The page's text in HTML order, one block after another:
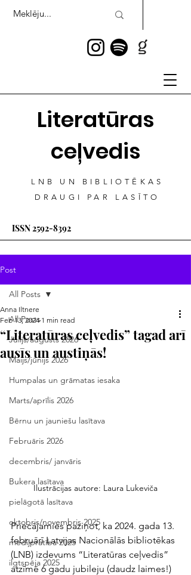
Literatūras
ceļvedis
LNB UN BIBLIOTĒKAS
DRAUGI PAR LASĪTO
ISSN2592-8392
Post
All Posts
Jūlijs/augusts 2026
Maijs/jūnijs 2026
Humpalas un grāmatas iesaka
Marts/aprīlis 2026
Bērnu un jauniešu lasītava
Februāris 2026
decembris/ janvāris
Bukera lasītava
pielāgotā lasītava
oktobris/novembris 2025
medijpratība 2025
ilgtspēja 2025
All Posts
“Literatūras ceļvedis” tagad arī
ausīs un austiņās!
Anna Iltnere
Feb 13, 2024 1 min read
Ilustrācijas autore: Laura Lukeviča
Priecājamies paziņot, ka 2024. gada 13.
februārī Latvijas Nacionālās bibliotēkas
(LNB) izdevums “Literatūras ceļvedis”
atzīmē 6 gadu jubileju (daudz laimes!)